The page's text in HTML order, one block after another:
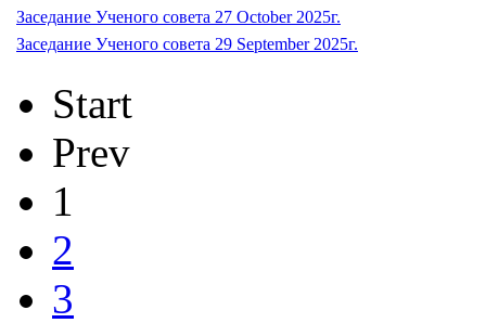
Заседание Ученого совета 27 October 2025г.
Заседание Ученого совета 29 September 2025г.
Start
Prev
1
2
3